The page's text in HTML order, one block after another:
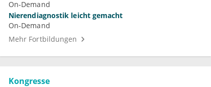
On-Demand
Nierendiagnostik leicht gemacht
On-Demand
Mehr Fortbildungen
Kongresse